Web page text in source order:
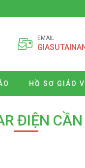
EMAIL
HỒ SƠ GIÁO
ĐIỆN